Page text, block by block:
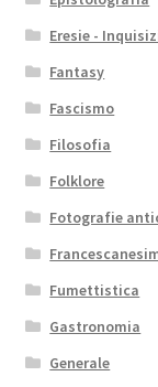
Eresie -
Fantasy
Fascismo
Filosofia
Folklore
Fotografie
Fumettistica
Gastronomia
Generale